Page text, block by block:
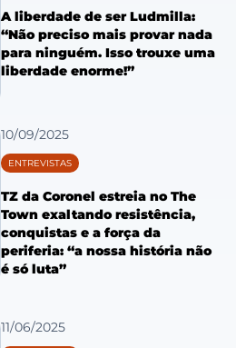
A liberdade de ser Ludmilla:
“Não preciso mais provar nada
para ninguém. Isso trouxe uma
liberdade enorme!”
10/09/2025
ENTREVISTAS
TZ da Coronel estreia no The
Town exaltando resistência,
conquistas e a força da
periferia: “a nossa história não
é só luta”
11/06/2025